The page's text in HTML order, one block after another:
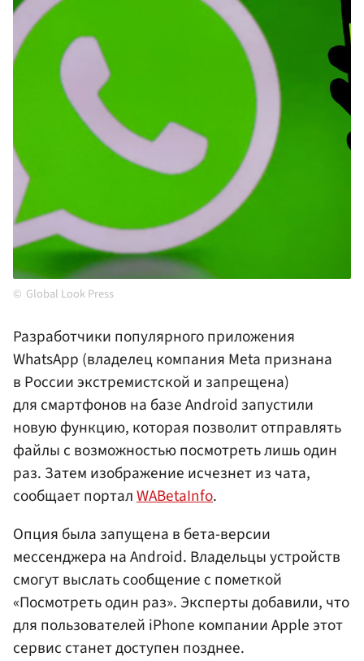
Global Look Press
Разработчики популярного приложения
WhatsApp (владелец компания Meta признана
в России экстремистской и запрещена)
для смартфонов на базе Android запустили
новую функцию, которая позволит отправлять
файлы с возможностью посмотреть лишь один
раз. Затем изображение исчезнет из чата,
сообщает порталWABetaInfo.
Опция была запущена в бета-версии
мессенджера на Android. Владельцы устройств
смогут выслать сообщение с пометкой
«Посмотреть один раз». Эксперты добавили, что
для пользователей iPhone компании Apple этот
сервис станет доступен позднее.